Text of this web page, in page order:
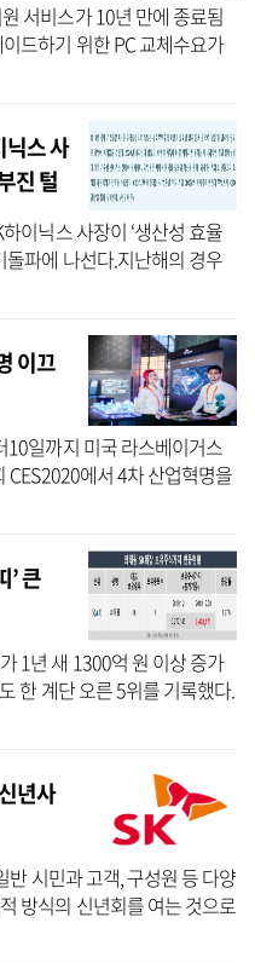
서비스가 10년 만에 종료됨
드하기 위한 PC 교체수요가
로 분류되는 1분기의 PC 출
스 사
진 털
이닉스 사장이 ‘생산성 효율
돌파에 나선다.지난해의 경우
잉 및 주요 제품가격 하락세
이끄
10일까지 미국 라스베이거스
CES2020에서 4차 산업혁명을
리 중심의 세상(Memory
’ 큰
1년 새 1300억 원 이상 증가
한 계단 오른 5위를 기록했다.
에서도 보유주식가치가 유일
년사
반 시민과 고객, 구성원 등 다양
방식의 신년회를 여는 것으로
울 광진구 워커힐호텔에서